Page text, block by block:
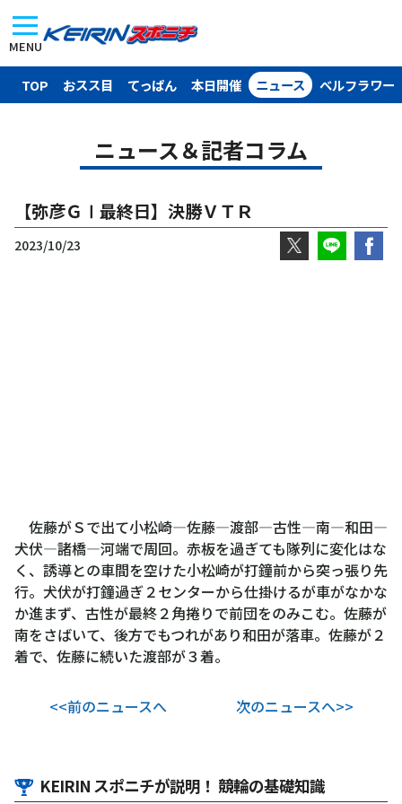
MENU
TOP おスス目 てっぱん 本日開催 ニュース ベルフラワー
ニュース＆記者コラム
【弥彦ＧⅠ最終日】決勝ＶＴＲ
2023/10/23
佐藤がＳで出て小松崎―佐藤―渡部―古性―南―和田―
犬伏―諸橋―河端で周回。赤板を過ぎても隊列に変化はな
く、誘導との車間を空けた小松崎が打鐘前から突っ張り先
行。犬伏が打鐘過ぎ２センターから仕掛けるが車がなかな
か進まず、古性が最終２角捲りで前団をのみこむ。佐藤が
南をさばいて、後方でもつれがあり和田が落車。佐藤が２
着で、佐藤に続いた渡部が３着。
<<前のニュースへ 次のニュースへ>>
KEIRIN スポニチが説明！ 競輪の基礎知識